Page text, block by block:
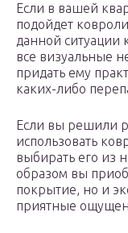
Если в вашей
подойдет
данной ситуации
все визуальные
придать ему
каких-либо
Если вы решили
использовать
выбирать его из
образом вы
покрытие, но и
приятные